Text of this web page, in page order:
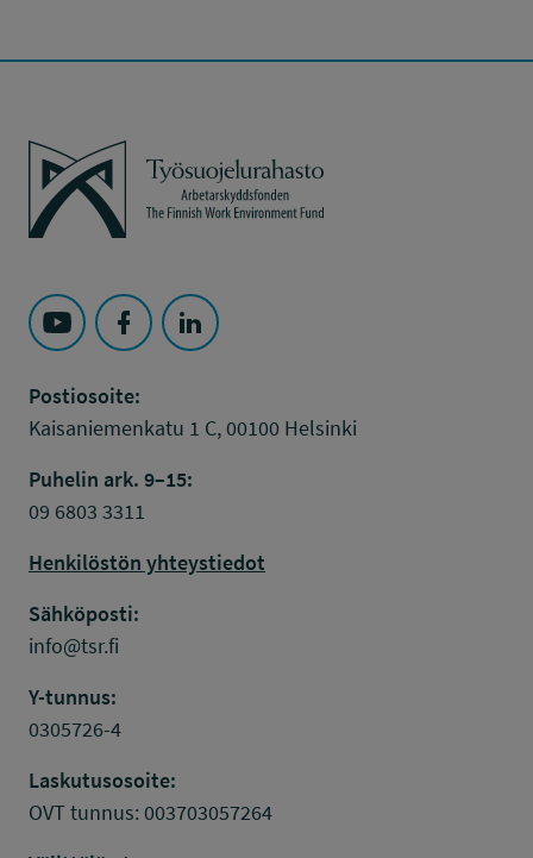
Työsuojelurahasto
Seuraa Työsuojelurahasto kohteessa: YouTube
Seuraa Työsuojelurahasto kohteessa:
Seuraa Työsuojelurahasto kohteessa:
Postiosoite:
Kaisaniemenkatu 1 C, 00100 Helsinki
Puhelin ark. 9–15:
09 6803 3311
Henkilöstön yhteystiedot
Sähköposti:
info@tsr.fi
Y-tunnus:
0305726-4
Laskutusosoite:
OVT tunnus: 003703057264